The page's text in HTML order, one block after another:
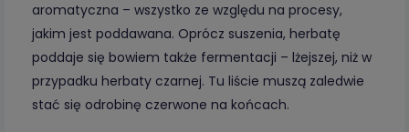
aromatyczna – wszystko ze względu na procesy,
jakim jest poddawana. Oprócz suszenia, herbatę
poddaje się bowiem także fermentacji – lżejszej, niż w
przypadku herbaty czarnej. Tu liście muszą zaledwie
stać się odrobinę czerwone na końcach.